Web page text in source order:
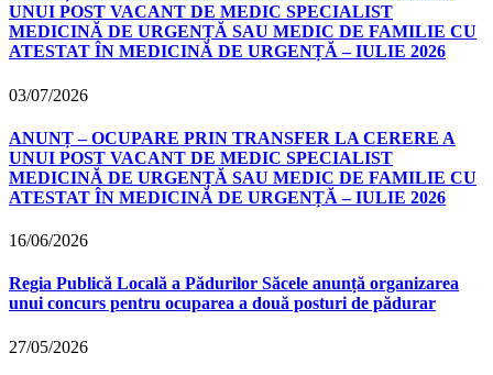
UNUI POST VACANT DE MEDIC SPECIALIST
MEDICINĂ DE URGENȚĂ SAU MEDIC DE FAMILIE CU
ATESTAT ÎN MEDICINĂ DE URGENȚĂ – IULIE 2026
03/07/2026
ANUNȚ – OCUPARE PRIN TRANSFER LA CERERE A
UNUI POST VACANT DE MEDIC SPECIALIST
MEDICINĂ DE URGENȚĂ SAU MEDIC DE FAMILIE CU
ATESTAT ÎN MEDICINĂ DE URGENȚĂ – IULIE 2026
16/06/2026
Regia Publică Locală a Pădurilor Săcele anunță organizarea
unui concurs pentru ocuparea a două posturi de pădurar
27/05/2026